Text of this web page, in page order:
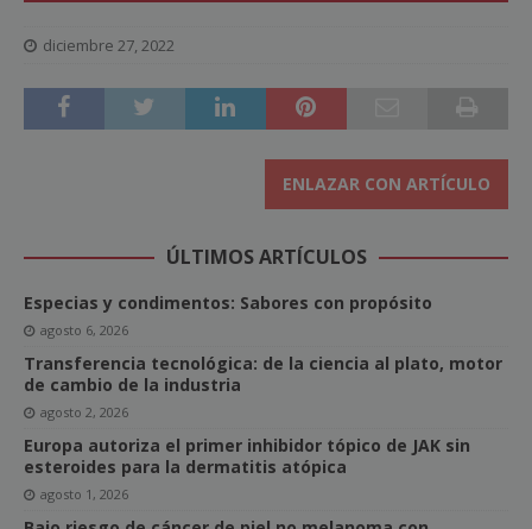
diciembre 27, 2022
ENLAZAR CON ARTÍCULO
ÚLTIMOS ARTÍCULOS
Especias y condimentos: Sabores con propósito
agosto 6, 2026
Transferencia tecnológica: de la ciencia al plato, motor
de cambio de la industria
agosto 2, 2026
Europa autoriza el primer inhibidor tópico de JAK sin
esteroides para la dermatitis atópica
agosto 1, 2026